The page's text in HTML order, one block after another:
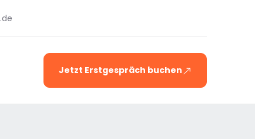
Jetzt Erstgespräch buchen